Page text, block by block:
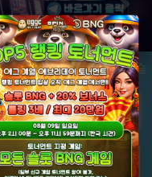
Next
★ 국내 최초, 국내 슬